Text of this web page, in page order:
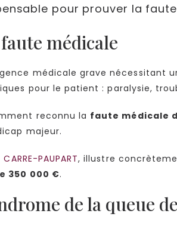
pour prouver la
médicale
médicale grave nécessitant
pour le patient : paralysie,
reconnu la faute médicale
majeur.
PAUPART, illustre
350 000 €.
de la queue